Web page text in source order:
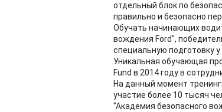
отдельный блок по
правильно и безопасно
Обучать начинающих
вождения Ford",
специальную подготовку
Уникальная обучающая
Fund в 2014 году в
На данный момент
участие более 10 тысяч
"Академия безопасного